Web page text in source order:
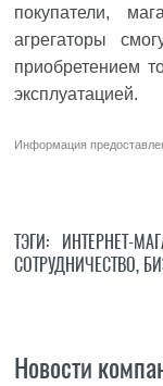
покупатели,
агрегаторы
приобретением
эксплуатацией.
Информация
ТЭГИ: ИНТЕРНЕТ-
СОТРУДНИЧЕСТВО,
Новости